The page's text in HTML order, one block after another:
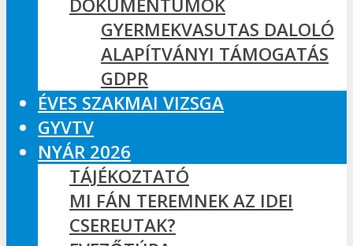
DOKUMENTUMOK
GYERMEKVASUTAS DALOLÓ
ALAPÍTVÁNYI TÁMOGATÁS
GDPR
ÉVES SZAKMAI VIZSGA
GYVTV
NYÁR 2026
TÁJÉKOZTATÓ
MI FÁN TEREMNEK AZ IDEI
CSEREUTAK?